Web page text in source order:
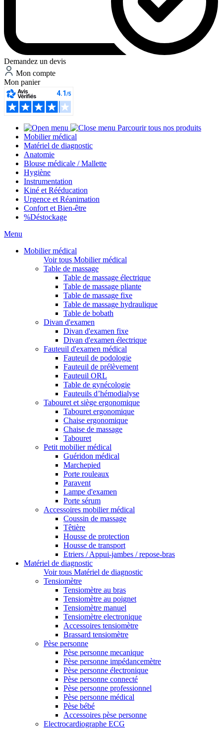
Demandez un devis
Mon compte
Mon panier
Parcourir tous nos produits
Mobilier médical
Matériel de diagnostic
Anatomie
Blouse médicale / Mallette
Hygiène
Instrumentation
Kiné et Rééducation
Urgence et Réanimation
Confort et Bien-être
%Déstockage
Menu
Mobilier médical
Voir tous Mobilier médical
Table de massage
Table de massage électrique
Table de massage pliante
Table de massage fixe
Table de massage hydraulique
Table de bobath
Divan d'examen
Divan d'examen fixe
Divan d'examen électrique
Fauteuil d'examen médical
Fauteuil de podologie
Fauteuil de prélèvement
Fauteuil ORL
Table de gynécologie
Fauteuils d’hémodialyse
Tabouret et siège ergonomique
Tabouret ergonomique
Chaise ergonomique
Chaise de massage
Tabouret
Petit mobilier médical
Guéridon médical
Marchepied
Porte rouleaux
Paravent
Lampe d'examen
Porte sérum
Accessoires mobilier médical
Coussin de massage
Têtière
Housse de protection
Housse de transport
Etriers / Appui-jambes / repose-bras
Matériel de diagnostic
Voir tous Matériel de diagnostic
Tensiomètre
Tensiomètre au bras
Tensiomètre au poignet
Tensiomètre manuel
Tensiomètre electronique
Accessoires tensiomètre
Brassard tensiomètre
Pèse personne
Pèse personne mecanique
Pèse personne impédancemètre
Pèse personne électronique
Pèse personne connecté
Pèse personne professionnel
Pèse personne médical
Pèse bébé
Accessoires pèse personne
Electrocardiographe ECG